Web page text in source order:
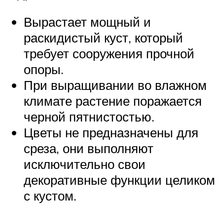
Вырастает мощный и
раскидистый куст, который
требует сооружения прочной
опоры.
При выращивании во влажном
климате растение поражается
черной пятнистостью.
Цветы не предназначены для
среза, они выполняют
исключительно свои
декоративные функции целиком
с кустом.